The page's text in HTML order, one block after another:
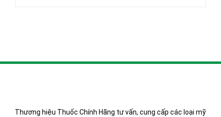
Thương hiệu Thuốc Chính Hãng tư vấn, cung cấp các loại mỹ